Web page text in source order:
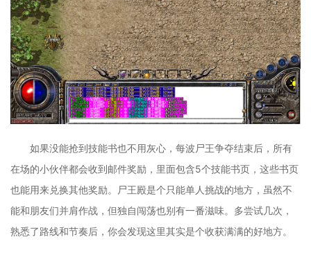
如果没能抢到技能书也不用灰心，每波尸王争夺结束后，所有
在场的小伙伴都会收到邮件奖励，里面包含5个技能书页，这些书页
也能用来兑换其他奖励。尸王殿是个只能单人挑战的地方，虽然不
能和朋友们并肩作战，但独自闯荡也别有一番滋味。多尝试几次，
熟悉了路线和节奏后，你会发现这里其实是个收获满满的好地方。